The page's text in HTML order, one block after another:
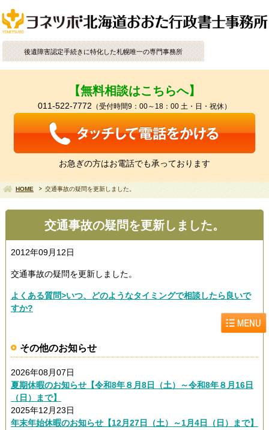
後遺障害認定手続きに特化した札幌唯一の専門事務所
【無料相談はこちらへ】
011-522-7772 （受付時間9：00～18：00 土・日・祝休）
お急ぎの方はお電話でも承っております
HOME 交通事故の疑問を更新しました。
交通事故の疑問を更新しました。
2012年09月12日
交通事故の疑問を更新しました。
よくある質問>いつ、どのようなタイミングで相談したら良いで
すか?
その他のお知らせ
2026年08月07日
夏期休暇のお知らせ【令和8年８月8日（土）～令和8年８月16日
（日）まで】
2025年12月23日
年末年始休暇のお知らせ【12月27日（土）～1月4日（日）まで】